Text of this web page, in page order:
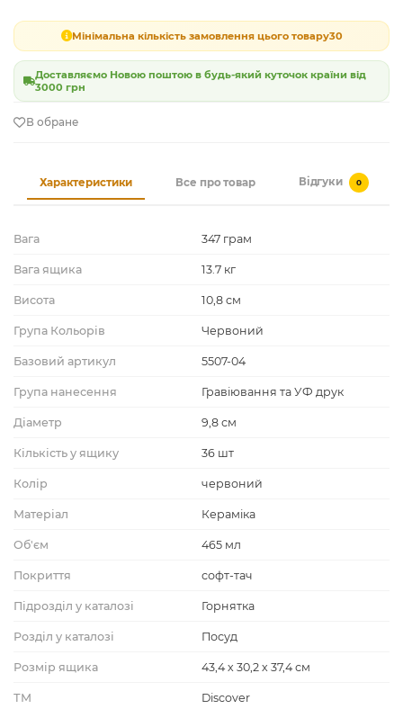
Мінімальна кількість замовлення цього товару30
Доставляємо Новою поштою в будь-який куточок країни від
3000 грн
В обране
Характеристики Все про товар Відгуки 0
Вага 347 грам
Вага ящика 13.7 кг
Висота 10,8 cм
Група Кольорів Червоний
Базовий артикул 5507-04
Група нанесення Гравіювання та УФ друк
Діаметр 9,8 см
Кількість у ящику 36 шт
Колір червоний
Матеріал Кераміка
Об'єм 465 мл
Покриття софт-тач
Підрозділ у каталозі Горнятка
Розділ у каталозі Посуд
Розмір ящика 43,4 х 30,2 х 37,4 см
ТМ Discover